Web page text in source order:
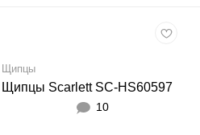
Щипцы
Щипцы Scarlett SC-HS60597
10